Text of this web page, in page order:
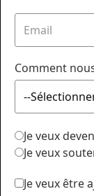
Comment
Je veux
Je veux
Je veux être